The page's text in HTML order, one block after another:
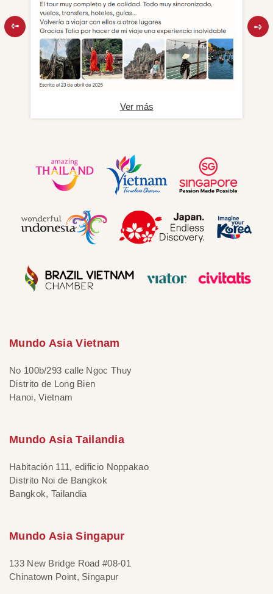
Ver más
Mundo Asia Vietnam
No 100b/293 calle Ngoc Thuy
Distrito de Long Bien
Hanoi, Vietnam
Mundo Asia Tailandia
Habitación 111, edificio Noppakao
Distrito Noi de Bangkok
Bangkok, Tailandia
Mundo Asia Singapur
133 New Bridge Road #08-01
Chinatown Point, Singapur